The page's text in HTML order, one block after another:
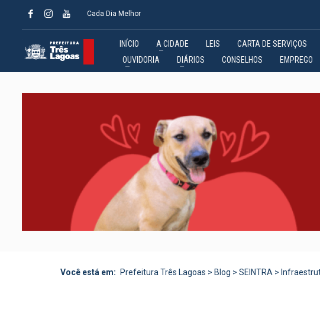
Cada Dia Melhor
INÍCIO A CIDADE LEIS CARTA DE SERVIÇOS
OUVIDORIA
DIÁRIOS CONSELHOS EMPREGO
Você está em: Prefeitura Três Lagoas > Blog > SEINTRA >